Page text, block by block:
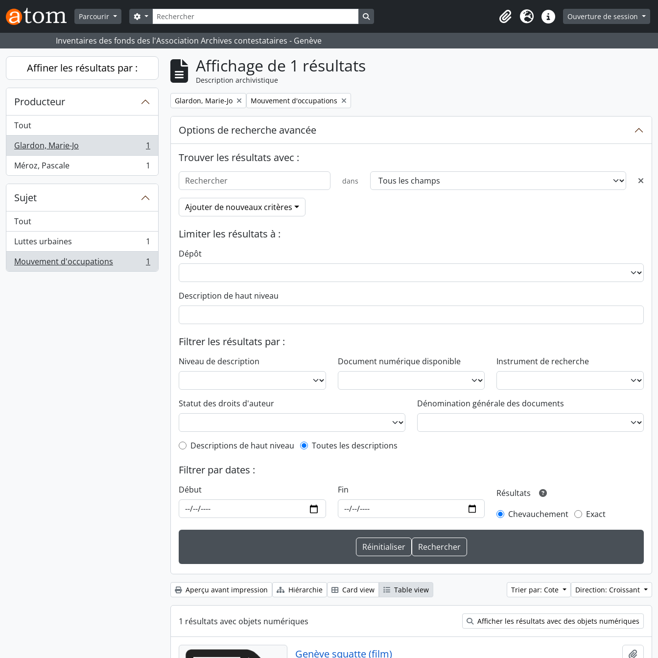
Skip to main content
Parcourir
Rechercher
Search options
Presse-papier
LangueLiens rapidesOuverture de session
Inventaires des fonds des l'Association Archives contestataires - Genève
Affiner les résultats par :
Producteur
Tout
Glardon, Marie-Jo
, 1 résultats
1
Méroz, Pascale
, 1 résultats 1
Sujet
Tout
Luttes urbaines
, 1 résultats
1
Mouvement d'occupations
, 1 résultats 1
Affichage de 1 résultats
Description archivistique
Remove filter:
Glardon, Marie-Jo Remove filter:
Mouvement d'occupations
Options de recherche avancée
Trouver les résultats avec :
dans
Ajouter de nouveaux critères
Limiter les résultats à :
Dépôt
Description de haut niveau
Filtrer les résultats par :
Niveau de description Document numérique disponible Instrument de recherche
Statut des droits d'auteur Dénomination générale des documents
Top-level description filter
Descriptions de haut niveau Toutes les descriptions
Filtrer par dates :
Début Fin
Résultats
Chevauchement
Exact
Aperçu avant impression Hiérarchie Card view Table view Trier par: Cote Direction: Croissant
1 résultats avec objets numériques Afficher les résultats avec des objets numériques
Genève squatte (film)